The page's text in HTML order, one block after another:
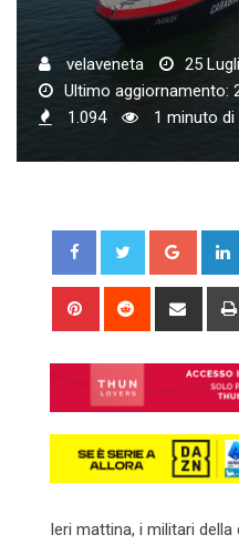
velaveneta
25
Ultimo aggiornamento:
1.094
1 minuto
Pinterest Reddit
Share
Ieri mattina, i militari